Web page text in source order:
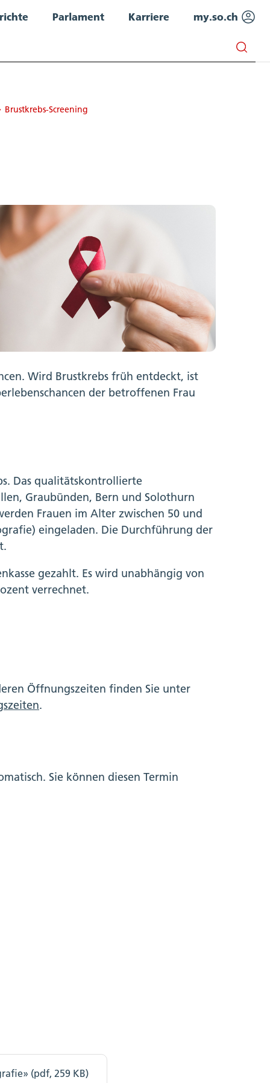
Parlament Karriere my.so.ch
Brustkrebs-Screening
Wird Brustkrebs früh entdeckt, ist
der betroffenen Frau
Das qualitätskontrollierte
Graubünden, Bern und Solothurn
Frauen im Alter zwischen 50 und
eingeladen. Die Durchführung der
gezahlt. Es wird unabhängig von
verrechnet.
Öffnungszeiten finden Sie unter
.
Sie können diesen Termin
(pdf, 259 KB)